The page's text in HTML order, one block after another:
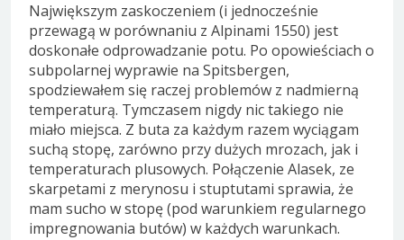
Największym zaskoczeniem (i jednocześnie
przewagą w porównaniu z Alpinami 1550) jest
doskonałe odprowadzanie potu. Po opowieściach o
subpolarnej wyprawie na Spitsbergen,
spodziewałem się raczej problemów z nadmierną
temperaturą. Tymczasem nigdy nic takiego nie
miało miejsca. Z buta za każdym razem wyciągam
suchą stopę, zarówno przy dużych mrozach, jak i
temperaturach plusowych. Połączenie Alasek, ze
skarpetami z merynosu i stuptutami sprawia, że
mam sucho w stopę (pod warunkiem regularnego
impregnowania butów) w każdych warunkach.